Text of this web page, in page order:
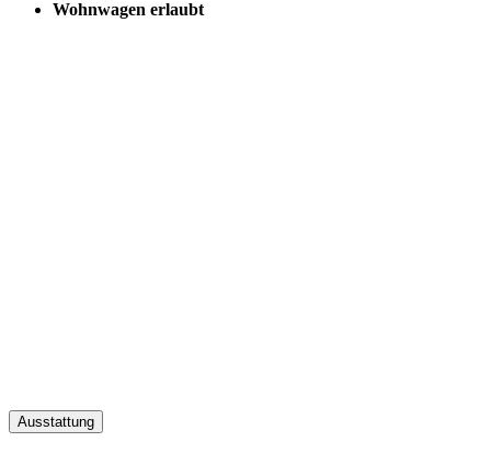
Wohnwagen erlaubt
Ausstattung